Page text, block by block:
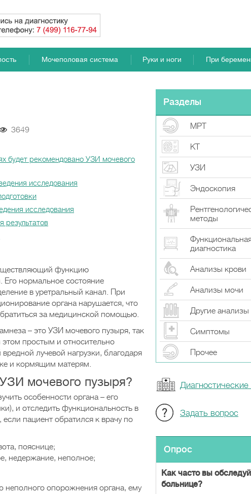
Мочеполовая система Руки и ноги При
3649
будет рекомендовано УЗИ мочевого
исследования
исследования
результатов
функцию
Его нормальное состояние
в уретральный канал. При
органа нарушается, что
за медицинской помощью.
– это УЗИ мочевого пузыря, так
простым и относительно
лучевой нагрузки, благодаря
и кормящим матерям.
мочевого пузыря?
особенности органа – его
и отследить функциональность в
пациент обратился к врачу по
пояснице;
недержание, неполное;
неполного опорожнения органа, ему
Разделы
МРТ
КТ
УЗИ
Эндоскопия
методы
диагностика
Анализы крови
Анализы мочи
Другие анализы
Симптомы
Прочeе
Задать вопрос
Опрос
Как часто вы
больнице?